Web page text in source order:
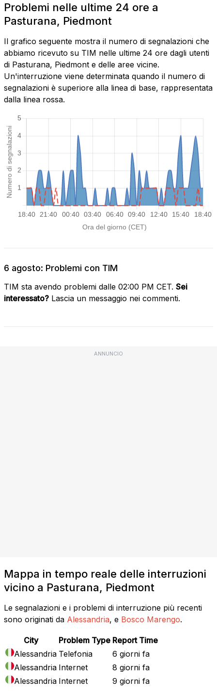
Problemi nelle ultime 24 ore a
Pasturana, Piedmont
Il grafico seguente mostra il numero di segnalazioni che
abbiamo ricevuto su TIM nelle ultime 24 ore dagli utenti
di Pasturana, Piedmont e delle aree vicine.
Un'interruzione viene determinata quando il numero di
segnalazioni è superiore alla linea di base, rappresentata
dalla linea rossa.
6 agosto: Problemi con TIM
TIM sta avendo problemi dalle 02:00 PM CET. Sei
interessato? Lascia un messaggio nei commenti.
ANNUNCIO
Mappa in tempo reale delle interruzioni
vicino a Pasturana, Piedmont
Le segnalazioni e i problemi di interruzione più recenti
sono originati da Alessandria, e Bosco Marengo.
City Problem Type Report Time
Alessandria Telefonia
6 giorni fa
Alessandria Internet
8 giorni fa
Alessandria Internet 9 giorni fa